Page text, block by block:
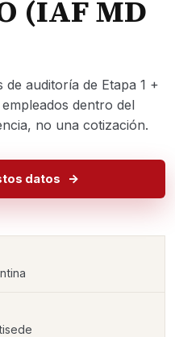
(IAF MD
de auditoría de Etapa 1 +
dentro del
no una cotización.
datos